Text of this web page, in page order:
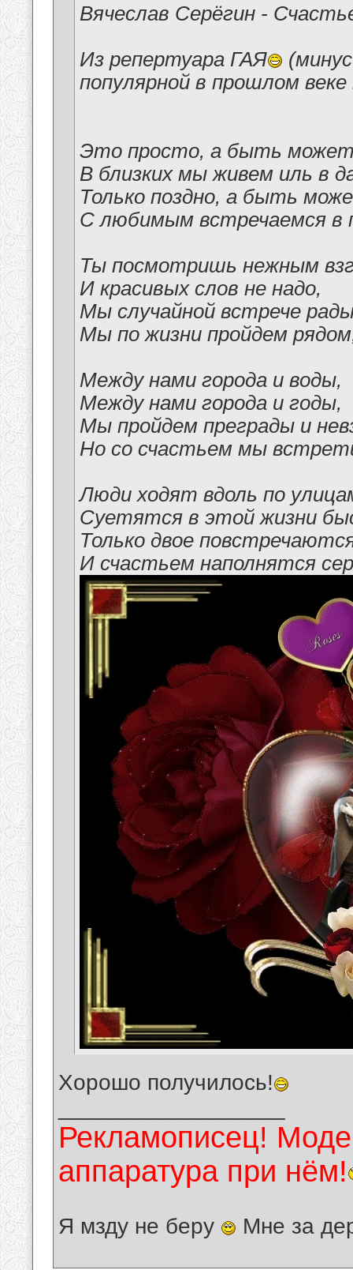
Вячеслав Серёгин -
Из репертуара ГАЯ
популярной в прошлом веке
Это просто, а быть
В близких мы живем иль в
Только поздно, а быть
С любимым встречаемся в
Ты посмотришь нежным
И красивых слов не надо,
Мы случайной встрече
Мы по жизни пройдем
Между нами города и воды,
Между нами города и годы,
Мы пройдем преграды и
Но со счастьем мы
Люди ходят вдоль по
Суетятся в этой жизни
Только двое
И счастьем наполнятся
Хорошо получилось!
Рекламописец!
аппаратура при нём!
Я мзду не беру Мне за